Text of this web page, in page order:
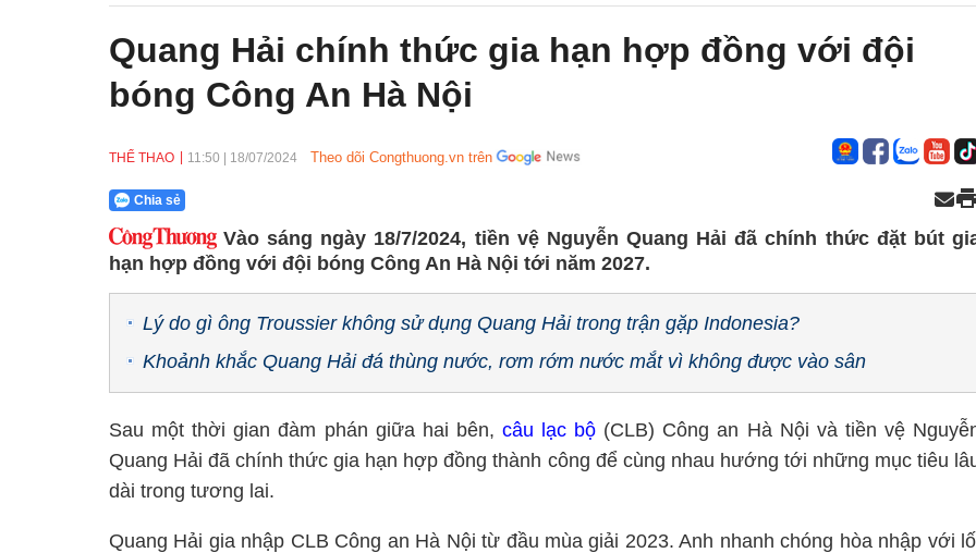
Quang Hải chính thức gia hạn hợp đồng với đội
bóng Công An Hà Nội
THỂ THAO 11:50 18/07/2024 Theo dõi Congthuong.vn trên
Chia sẻ
Vào sáng ngày 18/7/2024, tiền vệ Nguyễn Quang Hải đã chính thức đặt bút
hạn hợp đồng với đội bóng Công An Hà Nội tới năm 2027.
Lý do gì ông Troussier không sử dụng Quang Hải trong trận gặp Indonesia?
Khoảnh khắc Quang Hải đá thùng nước, rơm rớm nước mắt vì không được vào sân
Sau một thời gian đàm phán giữa hai bên, câu lạc bộ (CLB) Công an Hà Nội và tiền vệ
Quang Hải đã chính thức gia hạn hợp đồng thành công để cùng nhau hướng tới những mục tiêu
dài trong tương lai.
Quang Hải gia nhập CLB Công an Hà Nội từ đầu mùa giải 2023. Anh nhanh chóng hòa nhập với